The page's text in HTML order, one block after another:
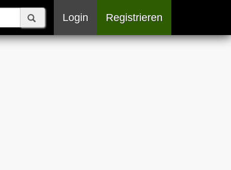
Login Registrieren